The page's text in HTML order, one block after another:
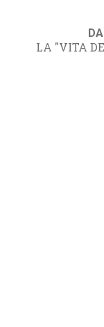
LA "VITA